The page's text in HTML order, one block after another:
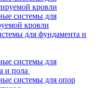
кровли
системы для
кровли
для фундамента и
системы для
и пола
системы для опор